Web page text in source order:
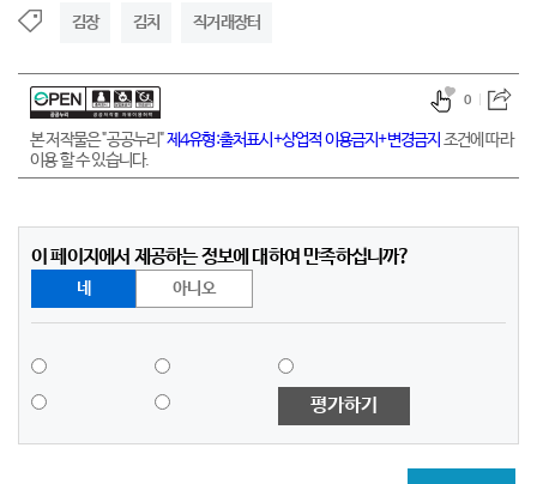
김장 김치 직거래장터
본 저작물은 "공공누리"제4유형:출처표시+상업적 이용금지+변경금지 조건에 따라
이용 할 수 있습니다.
0
이 페이지에서 제공하는 정보에 대하여 만족하십니까?
네 아니오
평가하기